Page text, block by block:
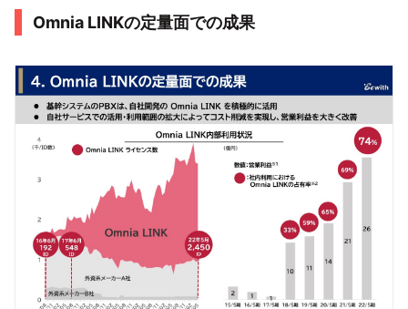
Omnia LINKの定量面での成果